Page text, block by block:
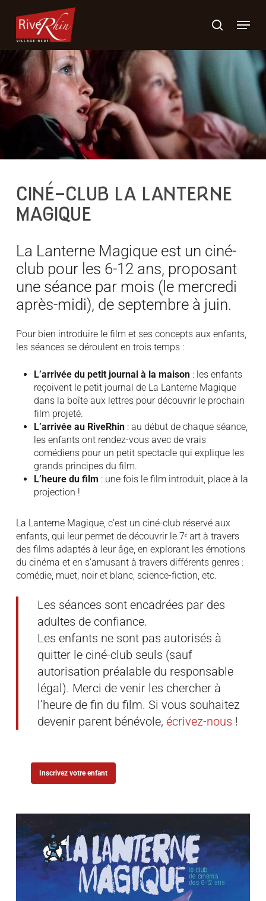
main
content
search
Menu
CINÉ-CLUB LA LANTERNE
MAGIQUE
La Lanterne Magique est un ciné-
club pour les 6-12 ans, proposant
une séance par mois (le mercredi
après-midi), de septembre à juin.
Pour bien introduire le film et ses concepts aux enfants,
les séances se déroulent en trois temps :
L’arrivée du petit journal à la maison: les enfants
reçoivent le petit journal de La Lanterne Magique
dans la boîte aux lettres pour découvrir le prochain
film projeté.
L’arrivée au RiveRhin: au début de chaque séance,
les enfants ont rendez-vous avec de vrais
comédiens pour un petit spectacle qui explique les
grands principes du film.
L’heure du film : une fois le film introduit, place à la
projection !
La Lanterne Magique, c’est un ciné-club réservé aux
enfants, qui leur permet de découvrir le 7ᵉ art à travers
des films adaptés à leur âge, en explorant les émotions
du cinéma et en s’amusant à travers différents genres :
comédie, muet, noir et blanc, science-fiction, etc.
Les séances sont encadrées par des
adultes de confiance.
Les enfants ne sont pas autorisés à
quitter le ciné-club seuls (sauf
autorisation préalable du responsable
légal). Merci de venir les chercher à
l’heure de fin du film. Si vous souhaitez
devenir parent bénévole, écrivez-nous !
Inscrivez votre enfant